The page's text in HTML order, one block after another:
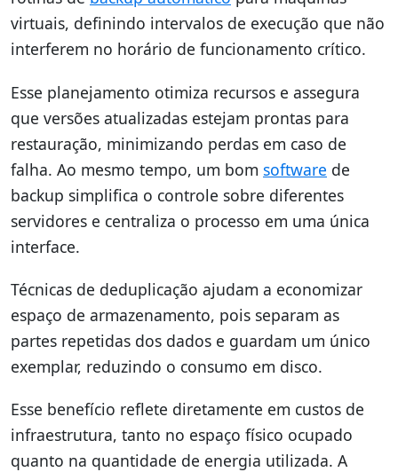
virtuais, definindo intervalos de execução que não
interferem no horário de funcionamento crítico.
Esse planejamento otimiza recursos e assegura
que versões atualizadas estejam prontas para
restauração, minimizando perdas em caso de
falha. Ao mesmo tempo, um bom software de
backup simplifica o controle sobre diferentes
servidores e centraliza o processo em uma única
interface.
Técnicas de deduplicação ajudam a economizar
espaço de armazenamento, pois separam as
partes repetidas dos dados e guardam um único
exemplar, reduzindo o consumo em disco.
Esse benefício reflete diretamente em custos de
infraestrutura, tanto no espaço físico ocupado
quanto na quantidade de energia utilizada. A